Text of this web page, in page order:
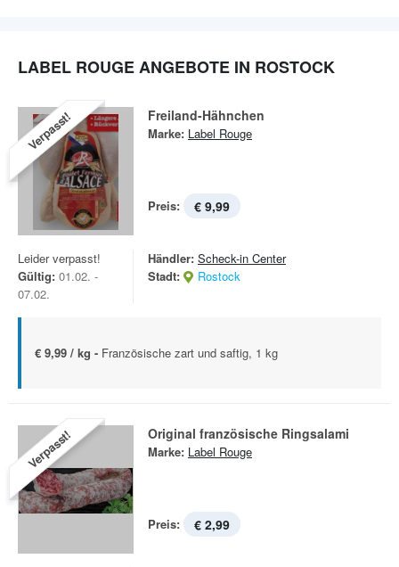
LABEL ROUGE ANGEBOTE IN ROSTOCK
Verpasst! Freiland-Hähnchen
Marke: Label Rouge
Preis: € 9,99
Leider verpasst!
Gültig: 01.02. -
07.02.
Händler: Scheck-in Center
Stadt:
Rostock
€ 9,99 / kg - Französische zart und saftig, 1 kg
Verpasst! Original französische Ringsalami
Marke: Label Rouge
Preis: € 2,99